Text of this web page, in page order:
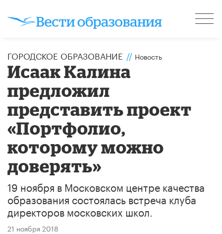
ГОРОДСКОЕ ОБРАЗОВАНИЕ // Новость
Исаак Калина
предложил
представить проект
«Портфолио,
которому можно
доверять»
19 ноября в Московском центре качества
образования состоялась встреча клуба
директоров московских школ.
21 ноября 2018